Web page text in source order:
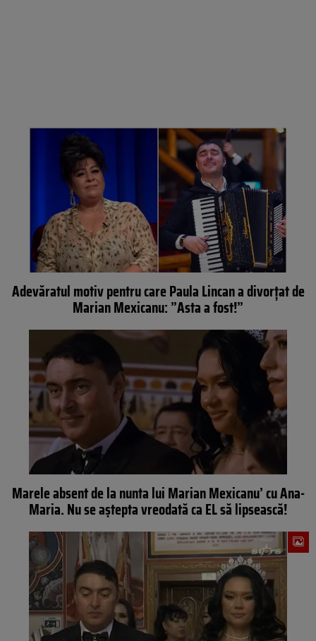
Adevăratul motiv pentru care Paula Lincan a divorțat de
Marian Mexicanu: ”Asta a fost!”
Marele absent de la nunta lui Marian Mexicanu’ cu Ana-
Maria. Nu se aștepta vreodată ca EL să lipsească!